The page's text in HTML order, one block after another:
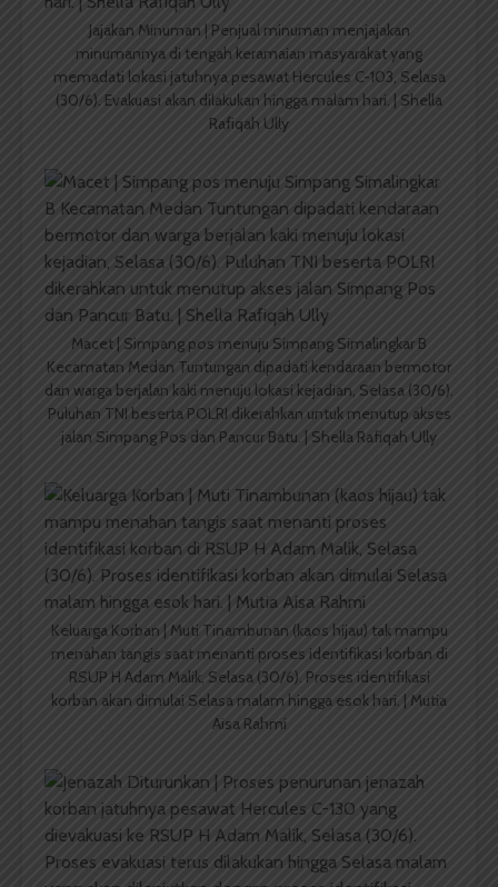
Jajakan Minuman | Penjual minuman menjajakan
minumannya di tengah keramaian masyarakat yang
memadati lokasi jatuhnya pesawat Hercules C-103, Selasa
(30/6). Evakuasi akan dilakukan hingga malam hari. | Shella
Rafiqah Ully
Macet | Simpang pos menuju Simpang Simalingkar B
Kecamatan Medan Tuntungan dipadati kendaraan bermotor
dan warga berjalan kaki menuju lokasi kejadian, Selasa (30/6).
Puluhan TNI beserta POLRI dikerahkan untuk menutup akses
jalan Simpang Pos dan Pancur Batu. | Shella Rafiqah Ully
Keluarga Korban | Muti Tinambunan (kaos hijau) tak mampu
menahan tangis saat menanti proses identifikasi korban di
RSUP H Adam Malik, Selasa (30/6). Proses identifikasi
korban akan dimulai Selasa malam hingga esok hari. | Mutia
Aisa Rahmi